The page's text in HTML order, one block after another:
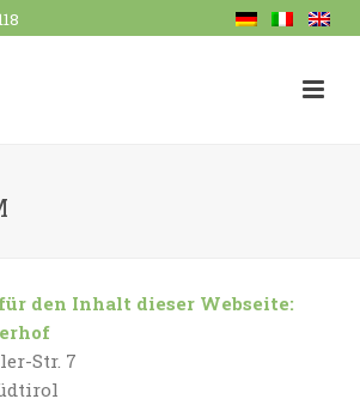
den Inhalt dieser Webseite:
Str. 7